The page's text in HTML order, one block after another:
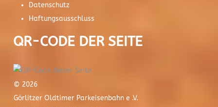
Datenschutz
Haftungsausschluss
QR-CODE DER SEITE
© 2026
Görlitzer Oldtimer Parkeisenbahn e .V.